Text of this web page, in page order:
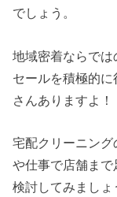
でしょう。
地域密着ならでは
セールを積極的に
さんありますよ！
宅配クリーニング
や仕事で店舗ま
検討してみましょ